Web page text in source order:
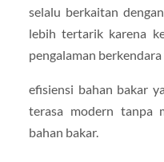
selalu berkaitan
lebih tertarik karena
pengalaman
efisiensi bahan bakar
terasa modern tanpa
bahan bakar.